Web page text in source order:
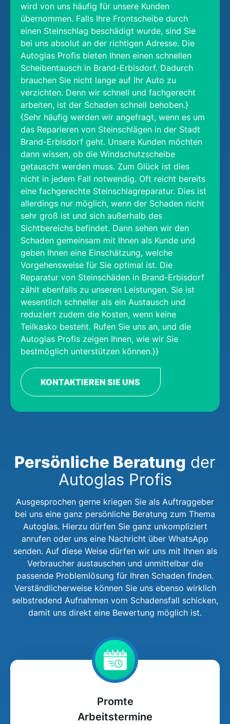
wird von uns häufig für unsere Kunden
übernommen. Falls Ihre Frontscheibe durch
einen Steinschlag beschädigt wurde, sind Sie
bei uns absolut an der richtigen Adresse. Die
Autoglas Profis bieten Ihnen einen schnellen
Scheibentausch in Brand-Erbisdorf. Dadurch
brauchen Sie nicht lange auf Ihr Auto zu
verzichten. Denn wir schnell und fachgerecht
arbeiten, ist der Schaden schnell behoben.}
{Sehr häufig werden wir angefragt, wenn es um
das Reparieren von Steinschlägen in der Stadt
Brand-Erbisdorf geht. Unsere Kunden möchten
dann wissen, ob die Windschutzscheibe
getauscht werden muss. Zum Glück ist dies
nicht in jedem Fall notwendig. Oft reicht bereits
eine fachgerechte Steinschlagreparatur. Dies ist
allerdings nur möglich, wenn der Schaden nicht
sehr groß ist und sich außerhalb des
Sichtbereichs befindet. Dann sehen wir den
Schaden gemeinsam mit Ihnen als Kunde und
geben Ihnen eine Einschätzung, welche
Vorgehensweise für Sie optimal ist. Die
Reparatur von Steinschäden in Brand-Erbisdorf
zählt ebenfalls zu unseren Leistungen. Sie ist
wesentlich schneller als ein Austausch und
reduziert zudem die Kosten, wenn keine
Teilkasko besteht. Rufen Sie uns an, und die
Autoglas Profis zeigen Ihnen, wie wir Sie
bestmöglich unterstützen können.}}
KONTAKTIEREN SIE UNS
Persönliche Beratung der
Autoglas Profis
Ausgesprochen gerne kriegen Sie als Auftraggeber
bei uns eine ganz persönliche Beratung zum Thema
Autoglas. Hierzu dürfen Sie ganz unkompliziert
anrufen oder uns eine Nachricht über WhatsApp
senden. Auf diese Weise dürfen wir uns mit Ihnen als
Verbraucher austauschen und unmittelbar die
passende Problemlösung für Ihren Schaden finden.
Verständlicherweise können Sie uns ebenso wirklich
selbstredend Aufnahmen vom Schadensfall schicken,
damit uns direkt eine Bewertung möglich ist.
Promte
Arbeitstermine